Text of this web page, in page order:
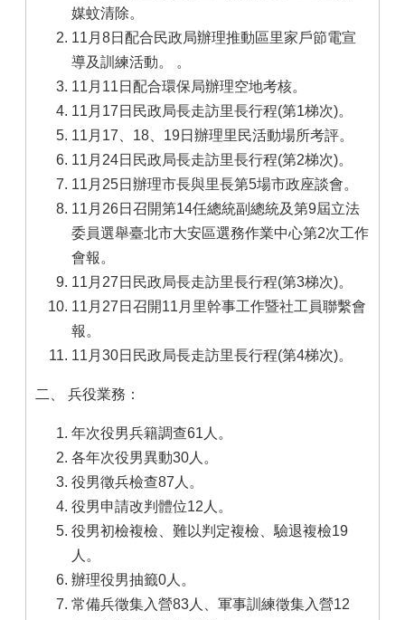
媒蚊清除。
11月8日配合民政局辦理推動區里家戶節電宣
導及訓練活動。 。
11月11日配合環保局辦理空地考核。
11月17日民政局長走訪里長行程(第1梯次)。
11月17、18、19日辦理里民活動場所考評。
11月24日民政局長走訪里長行程(第2梯次)。
11月25日辦理市長與里長第5場市政座談會。
11月26日召開第14任總統副總統及第9屆立法
委員選舉臺北市大安區選務作業中心第2次工作
會報。
11月27日民政局長走訪里長行程(第3梯次)。
11月27日召開11月里幹事工作暨社工員聯繫會
報。
11月30日民政局長走訪里長行程(第4梯次)。
二、 兵役業務：
年次役男兵籍調查61人。
各年次役男異動30人。
役男徵兵檢查87人。
役男申請改判體位12人。
役男初檢複檢、難以判定複檢、驗退複檢19
人。
辦理役男抽籤0人。
常備兵徵集入營83人、軍事訓練徵集入營12